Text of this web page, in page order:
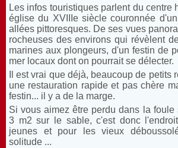
Les infos touristiques parlent du centre
église du XVIIIe siècle couronnée
allées pittoresques. De ses vues
rocheuses des environs qui révèlent
marines aux plongeurs, d'un festin de
mer locaux dont on pourrait se délecter.
Il est vrai que déjà, beaucoup de petits
une restauration rapide et pas chère
festin... il y a de la marge.
Si vous aimez être perdu dans la foule
3 m2 sur le sable, c'est donc
jeunes et pour les vieux
solitude ...